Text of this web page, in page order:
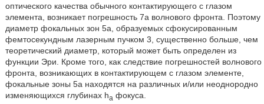
оптического качества обычного контактирующего с глазом
элемента, возникает погрешность 7а волнового фронта. Поэтому
диаметр фокальных зон 5а, образуемых сфокусированным
фемтосекундным лазерным пучком 3, существенно больше, чем
теоретический диаметр, который может быть определен из
функции Эри. Кроме того, как следствие погрешностей волнового
фронта, возникающих в контактирующем с глазом элементе,
фокальные зоны 5а находятся на различных и/или неоднородно
изменяющихся глубинах ha фокуса.